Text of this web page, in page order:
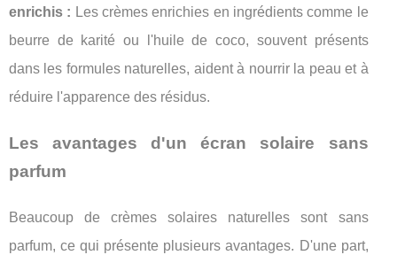
enrichis : Les crèmes enrichies en ingrédients comme le
beurre de karité ou l'huile de coco, souvent présents
dans les formules naturelles, aident à nourrir la peau et à
réduire l'apparence des résidus.
Les avantages d'un écran solaire sans
parfum
Beaucoup de crèmes solaires naturelles sont sans
parfum, ce qui présente plusieurs avantages. D'une part,